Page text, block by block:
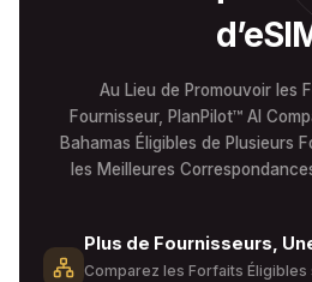
Au Lieu de Promouvoir les
Fournisseur, PlanPilot™ AI
Bahamas Éligibles de Plusieurs
les Meilleures
Plus de Fournisseurs,
Comparez les Forfaits Éligibles